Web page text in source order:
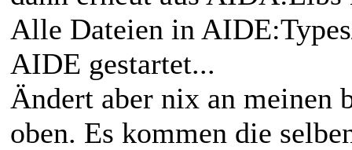
Alle Dateien in
AIDE gestartet...
Ändert aber nix an meinen
oben. Es kommen die